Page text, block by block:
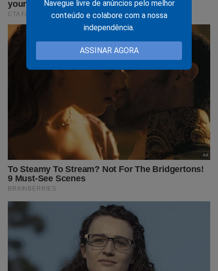
Navegue livre de anúncios pelo melhor
conteúdo e colabore com a nossa
independência.
ASSINAR AGORA